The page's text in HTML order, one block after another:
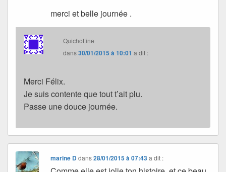
merci et belle journée .
Quichottine
dans30/01/2015 à 10:01 a dit :
Merci Félix.
Je suis contente que tout t’ait plu.
Passe une douce journée.
marine Ddans28/01/2015 à 07:43 a dit :